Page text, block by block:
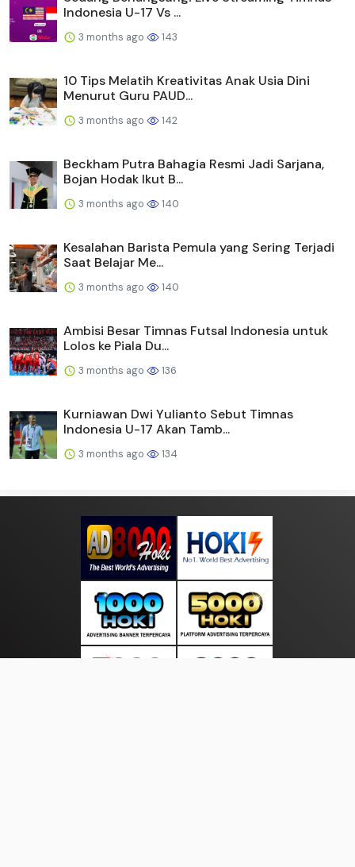
Indonesia U-17 Vs ...
3 months ago 143
10 Tips Melatih Kreativitas Anak Usia Dini
Menurut Guru PAUD...
3 months ago 142
Beckham Putra Bahagia Resmi Jadi Sarjana,
Bojan Hodak Ikut B...
3 months ago 140
Kesalahan Barista Pemula yang Sering Terjadi
Saat Belajar Me...
3 months ago 140
Ambisi Besar Timnas Futsal Indonesia untuk
Lolos ke Piala Du...
3 months ago 136
Kurniawan Dwi Yulianto Sebut Timnas
Indonesia U-17 Akan Tamb...
3 months ago 134